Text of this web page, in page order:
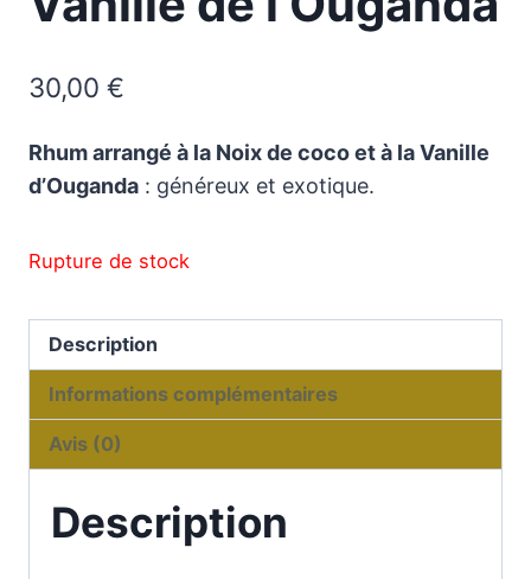
30,00 €
Rhum arrangé à la Noix de coco et à la Vanille
d’Ouganda : généreux et exotique.
Rupture de stock
Description
Informations complémentaires
Avis (0)
Description